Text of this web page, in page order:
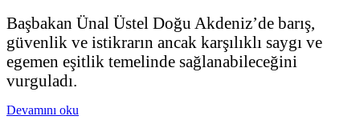
Başbakan Ünal Üstel Doğu Akdeniz’de barış,
güvenlik ve istikrarın ancak karşılıklı saygı ve
egemen eşitlik temelinde sağlanabileceğini
vurguladı.
Devamını oku